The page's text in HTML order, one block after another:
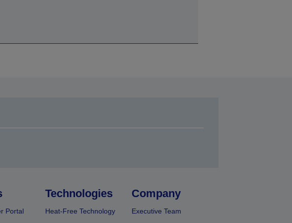
Portal
Technologies
Heat-Free Technology
Company
Executive Team